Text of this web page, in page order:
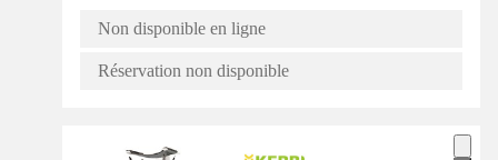
Non disponible en ligne
Réservation non disponible